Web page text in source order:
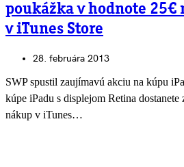
poukážka v hodnote 25€
v iTunes Store
28. februára 2013
SWP spustil zaujímavú akciu na kúpu
kúpe iPadu s displejom Retina dostanete
nákup v iTunes…